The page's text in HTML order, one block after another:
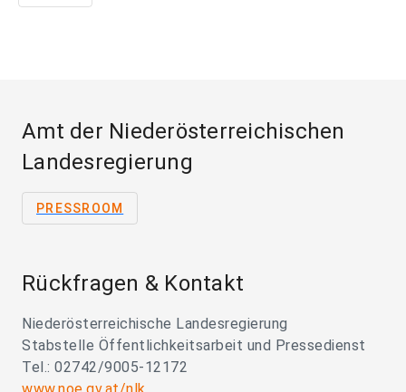
Amt der Niederösterreichischen
Landesregierung
PRESSROOM
Rückfragen & Kontakt
Niederösterreichische Landesregierung
Stabstelle Öffentlichkeitsarbeit und Pressedienst
Tel.: 02742/9005-12172